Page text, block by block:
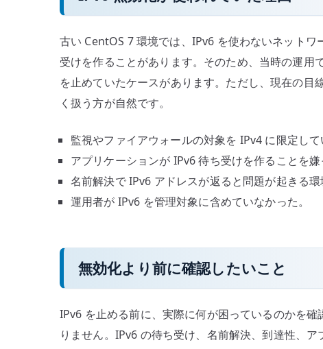
古い CentOS 7 環境では、IPv6 を使わないネット
受けを作ることがあります。そのため、当時の運
を止めていたケースがあります。ただし、現在の
く扱う方が自然です。
監視やファイアウォールの対象を IPv4 に限定して
アプリケーションが IPv6 待ち受けを作ることを嫌
名前解決で IPv6 アドレスが返ると問題が起きる環
運用者が IPv6 を管理対象に含めていなかった。
無効化より前に確認したいこと
IPv6 を止める前に、実際に何が困っているのかを確
りません。IPv6 の待ち受け、名前解決、到達性、ア